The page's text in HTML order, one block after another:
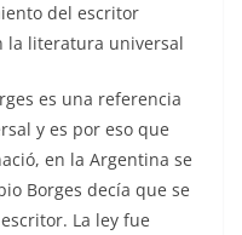
del escritor
la literatura universal
es una referencia
y es por eso que
en la Argentina se
Borges decía que se
La ley fue